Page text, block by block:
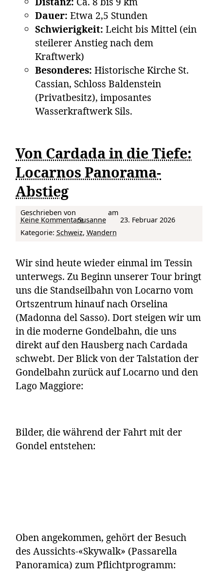
Dauer: Etwa 2,5 Stunden
Schwierigkeit: Leicht bis Mittel (ein
steilerer Anstieg nach dem
Kraftwerk)
Besonderes: Historische Kirche St.
Cassian, Schloss Baldenstein
(Privatbesitz), imposantes
Wasserkraftwerk Sils.
Von Cardada in die Tiefe:
Locarnos Panorama-
Abstieg
Geschrieben von
Susanne
am
23. Februar 2026
Keine Kommentarezu Von Cardada in die Tiefe: Locarnos Panorama-Abstieg
Kategorie: Schweiz, Wandern
Wir sind heute wieder einmal im Tessin
unterwegs. Zu Beginn unserer Tour bringt
uns die Standseilbahn von Locarno vom
Ortszentrum hinauf nach Orselina
(Madonna del Sasso). Dort steigen wir um
in die moderne Gondelbahn, die uns
direkt auf den Hausberg nach Cardada
schwebt. Der Blick von der Talstation der
Gondelbahn zurück auf Locarno und den
Lago Maggiore:
Bilder, die während der Fahrt mit der
Gondel entstehen:
Oben angekommen, gehört der Besuch
des Aussichts-«Skywalk» (Passarella
Panoramica) zum Pflichtprogramm: